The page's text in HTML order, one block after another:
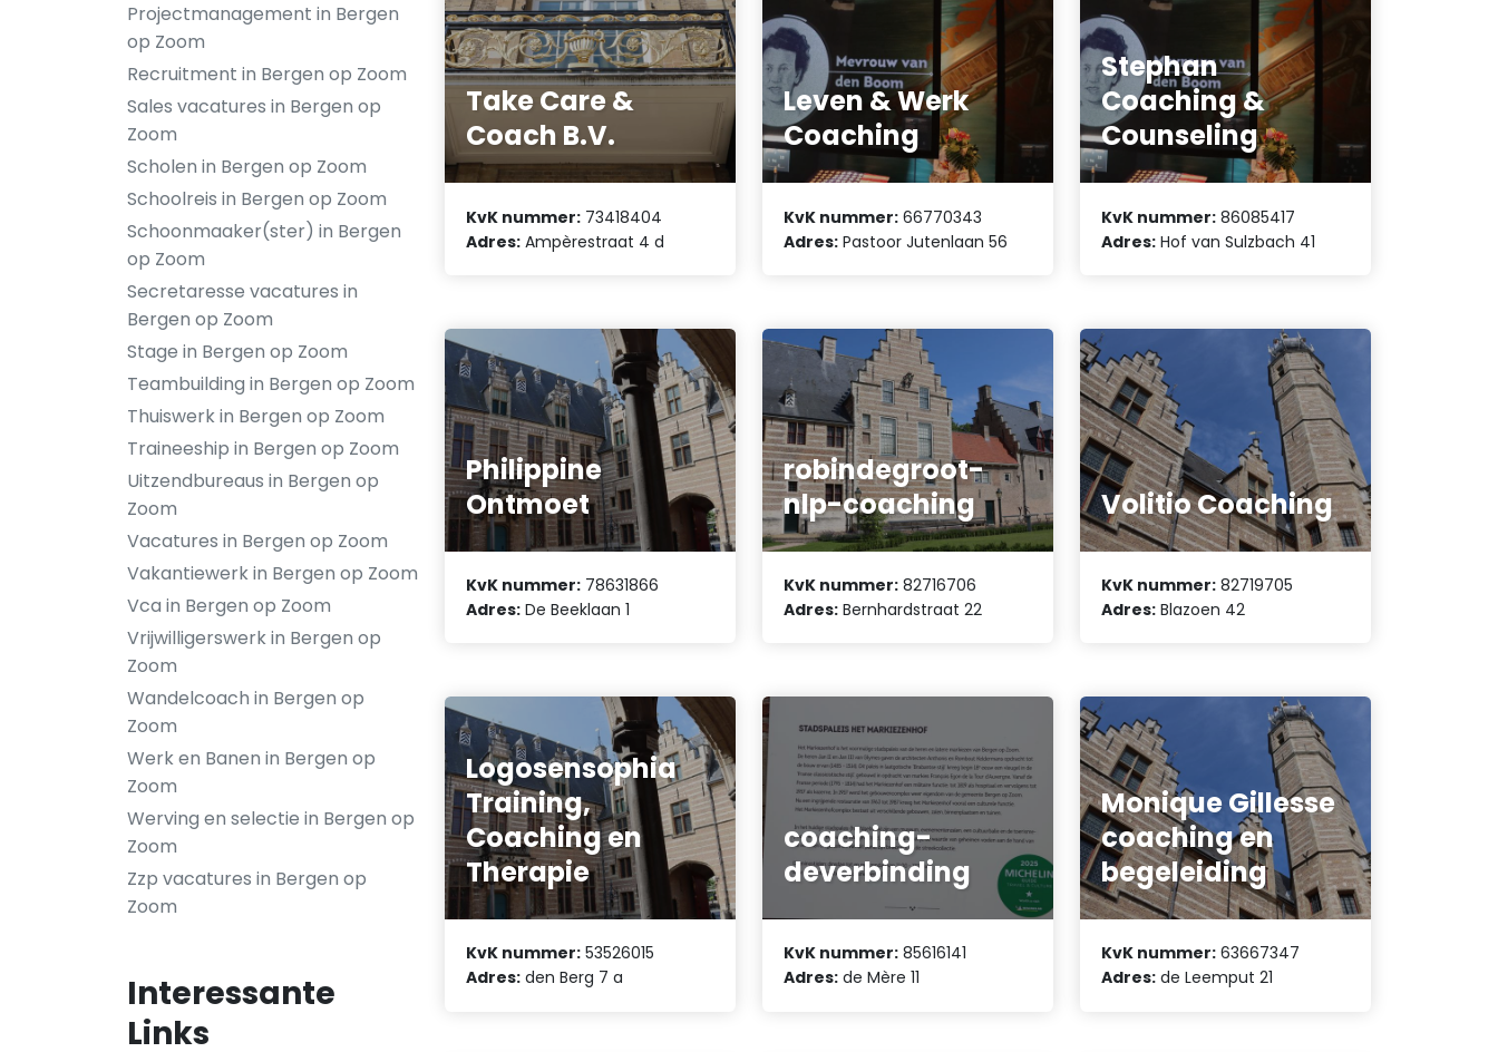
Projectmanagement in Bergen
op Zoom
Recruitment in Bergen op Zoom
Sales vacatures in Bergen op
Zoom
Scholen in Bergen op Zoom
Schoolreis in Bergen op Zoom
Schoonmaaker(ster) in Bergen
op Zoom
Secretaresse vacatures in
Bergen op Zoom
Stage in Bergen op Zoom
Teambuilding in Bergen op Zoom
Thuiswerk in Bergen op Zoom
Traineeship in Bergen op Zoom
Uitzendbureaus in Bergen op
Zoom
Vacatures in Bergen op Zoom
Vakantiewerk in Bergen op Zoom
Vca in Bergen op Zoom
Vrijwilligerswerk in Bergen op
Zoom
Wandelcoach in Bergen op
Zoom
Werk en Banen in Bergen op
Zoom
Werving en selectie in Bergen op
Zoom
Zzp vacatures in Bergen op
Zoom
Interessante
Links
Take Care &
Coach B.V.
KvK nummer: 73418404
Adres: Ampèrestraat 4 d
Leven & Werk
Coaching
KvK nummer: 66770343
Adres: Pastoor Jutenlaan 56
Stephan
Coaching &
Counseling
KvK nummer: 86085417
Adres: Hof van Sulzbach 41
Philippine
Ontmoet
KvK nummer: 78631866
Adres: De Beeklaan 1
robindegroot-
nlp-coaching
KvK nummer: 82716706
Adres: Bernhardstraat 22
Volitio Coaching
KvK nummer: 82719705
Adres: Blazoen 42
Logosensophia
Training,
Coaching en
Therapie
KvK nummer: 53526015
Adres: den Berg 7 a
coaching-
deverbinding
KvK nummer: 85616141
Adres: de Mère 11
Monique Gillesse
coaching en
begeleiding
KvK nummer: 63667347
Adres: de Leemput 21